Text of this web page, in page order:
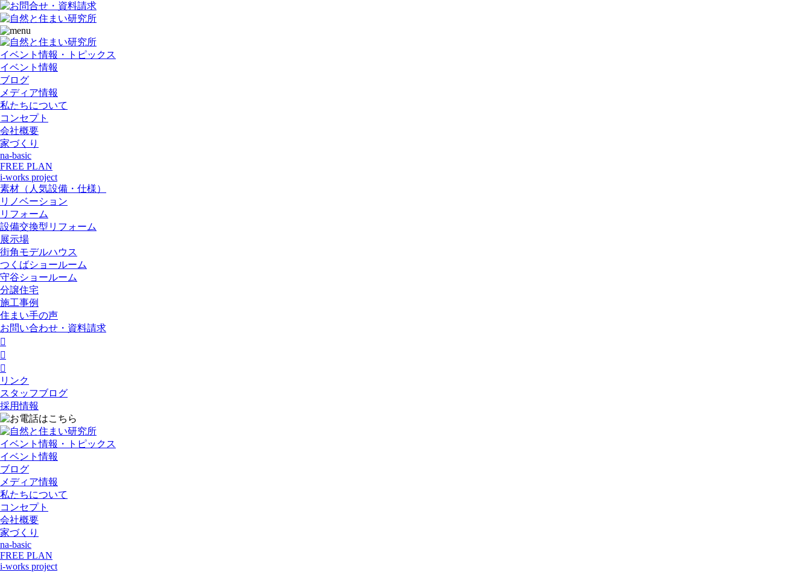
イベント情報・トピックス
イベント情報
ブログ
メディア情報
私たちについて
コンセプト
会社概要
家づくり
na-basic
FREE PLAN
i-works project
素材（人気設備・仕様）
リノベーション
リフォーム
設備交換型リフォーム
展示場
街角モデルハウス
つくばショールーム
守谷ショールーム
分譲住宅
施工事例
住まい手の声
お問い合わせ・資料請求



リンク
スタッフブログ
採用情報
イベント情報・トピックス
イベント情報
ブログ
メディア情報
私たちについて
コンセプト
会社概要
家づくり
na-basic
FREE PLAN
i-works project